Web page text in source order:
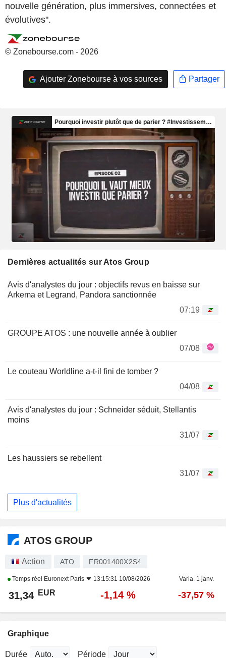
nouvelle génération, plus immersives, connectées et
évolutives".
© Zonebourse.com - 2026
Ajouter Zonebourse à vos sources Partager
Dernières actualités sur Atos Group
Avis d'analystes du jour : objectifs revus en baisse sur
Arkema et Legrand, Pandora sanctionnée
07:19
GROUPE ATOS : une nouvelle année à oublier
07/08
Le couteau Worldline a-t-il fini de tomber ?
04/08
Avis d'analystes du jour : Schneider séduit, Stellantis
moins
31/07
Les haussiers se rebellent
31/07
Plus d'actualités
ATOS GROUP
Action ATO FR001400X2S4
Temps réel Euronext Paris 13:15:31 10/08/2026 Varia. 1 janv.
31,34 EUR -1,14 % -37,57 %
Graphique
Durée Période